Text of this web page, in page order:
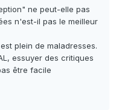
ne peut-elle pas
n'est-il pas le meilleur
plein de maladresses.
essuyer des critiques
être facile